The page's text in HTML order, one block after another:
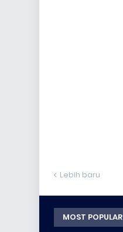
Lebih baru
MOST POPULAR